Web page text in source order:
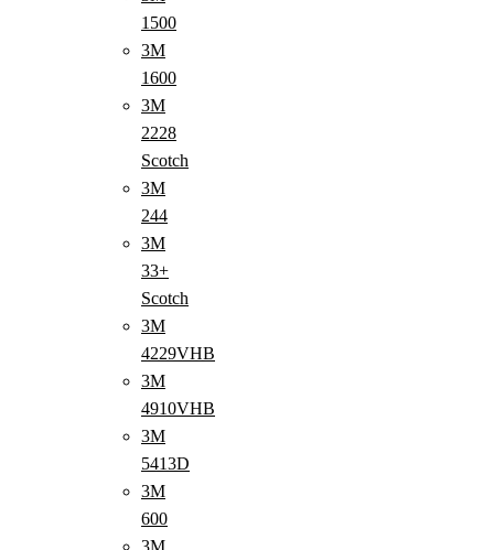
1500
3M
1600
3M
2228
Scotch
3M
244
3M
33+
Scotch
3M
4229VHB
3M
4910VHB
3M
5413D
3M
600
3M